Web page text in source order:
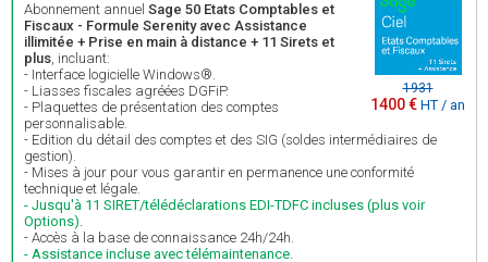
1931
1400 € HT / an
Abonnement annuel Sage 50 Etats Comptables et
Fiscaux - Formule Serenity avec Assistance
illimitée + Prise en main à distance + 11 Sirets et
plus, incluant:
- Interface logicielle Windows®.
- Liasses fiscales agréées DGFiP.
- Plaquettes de présentation des comptes
personnalisable.
- Edition du détail des comptes et des SIG (soldes intermédiaires de
gestion).
- Mises à jour pour vous garantir en permanence une conformité
technique et légale.
- Jusqu'à 11 SIRET/télédéclarations EDI-TDFC incluses (plus voir
Options).
- Accès à la base de connaissance 24h/24h.
- Assistance incluse avec télémaintenance.